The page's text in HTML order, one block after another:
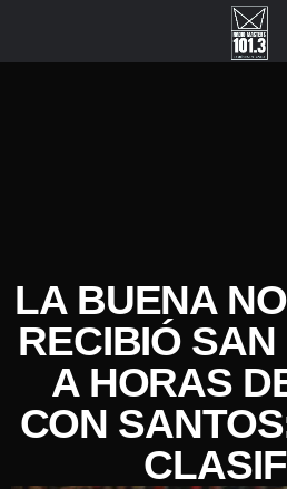
LA BUENA
RECIBIÓ
A HORAS
CON